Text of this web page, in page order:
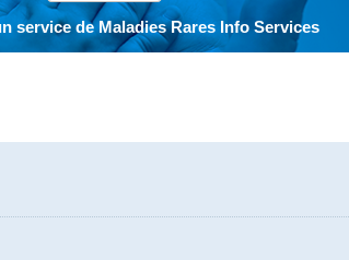
service de Maladies Rares Info Services